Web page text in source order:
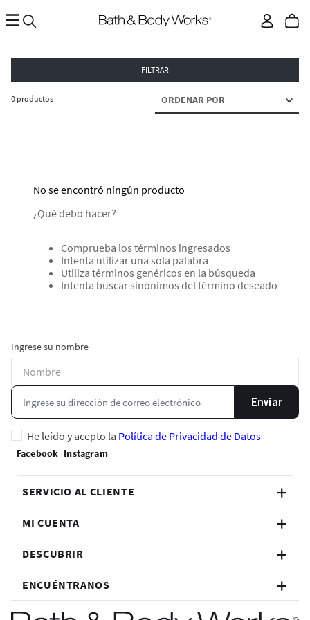
FILTRAR
0 productos ORDENAR POR
No se encontró ningún producto
¿Qué debo hacer?
Comprueba los términos ingresados
Intenta utilizar una sola palabra
Utiliza términos genéricos en la búsqueda
Intenta buscar sinónimos del término deseado
Ingrese su nombre
Enviar
He leído y acepto la Política de Privacidad de Datos
SERVICIO AL CLIENTE
MI CUENTA
DESCUBRIR
ENCUÉNTRANOS